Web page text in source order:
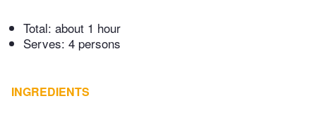
Total: about 1 hour
Serves: 4 persons
INGREDIENTS